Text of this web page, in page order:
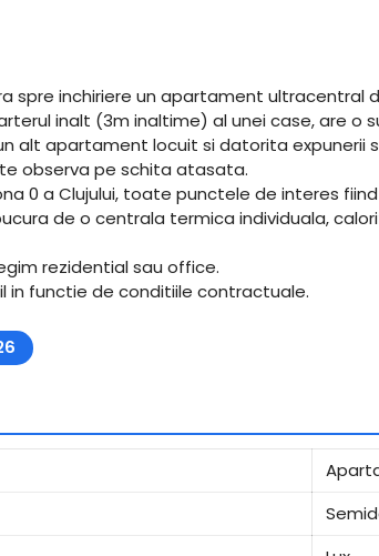
spre inchiriere un apartament ultracentral
inalt (3m inaltime) al unei case, are o
alt apartament locuit si datorita expunerii
observa pe schita atasata.
0 a Clujului, toate punctele de interes
de o centrala termica individuala,
rezidential sau office.
in functie de conditiile contractuale.